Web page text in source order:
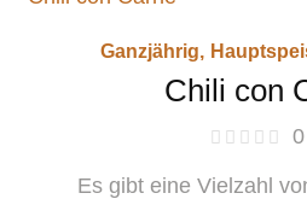
Ganzjährig,
Chili con
0
Es gibt eine Vielzahl